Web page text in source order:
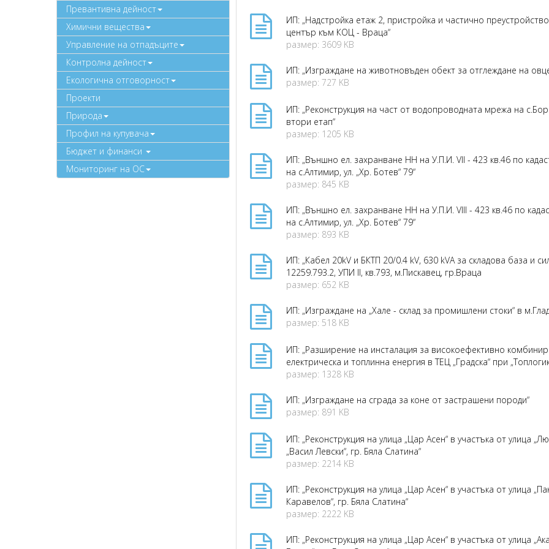
Превантивна дейност
Химични вещества
Управление на отпадъците
Контролна дейност
Екологична отговорност
Проекти
Природа
Профил на купувача
Бюджет и финанси
Мониторинг на ОС
ИП: „Надстройка етаж 2, пристройка и частично
център към КОЦ - Враца“
размер: 3609 KB
ИП: „Изграждане на животновъден обект за отглеждане на
размер: 727 KB
ИП: „Реконструкция на част от водопроводната мрежа на
втори етап“
размер: 1205 KB
ИП: „Външно ел. захранване НН на У.П.И. VII - 423 кв.46 по
на с.Алтимир, ул. „Хр. Ботев“ 79“
размер: 845 KB
ИП: „Външно ел. захранване НН на У.П.И. VIII - 423 кв.46 по
на с.Алтимир, ул. „Хр. Ботев“ 79“
размер: 893 KB
ИП: „Кабел 20kV и БКТП 20/0.4 kV, 630 kVA за складова база и
12259.793.2, УПИ II, кв.793, м.Пискавец, гр.Враца
размер: 652 KB
ИП: „Изграждане на „Хале - склад за промишлени стоки“ в
размер: 518 KB
ИП: „Разширение на инсталация за високоефективно
електрическа и топлинна енергия в ТЕЦ „Градска“ при
размер: 1328 KB
ИП: „Изграждане на сграда за коне от застрашени породи“
размер: 891 KB
ИП: „Реконструкция на улица „Цар Асен“ в участъка от улица
„Васил Левски“, гр. Бяла Слатина“
размер: 2214 KB
ИП: „Реконструкция на улица „Цар Асен“ в участъка от улица
Каравелов“, гр. Бяла Слатина“
размер: 2222 KB
ИП: „Реконструкция на улица „Цар Асен“ в участъка от улица